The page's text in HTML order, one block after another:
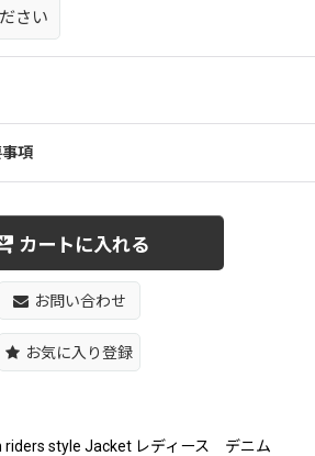
さい
項
カートに入れる
お問い合わせ
お気に入り登録
riders style Jacket レディース デニム